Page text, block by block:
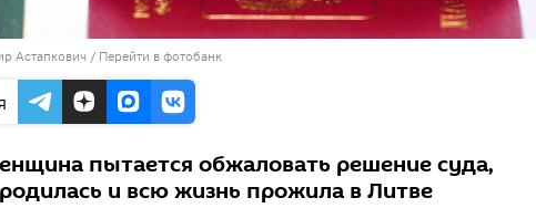
Астапкович / Перейти в фотобанк
пытается обжаловать решение суда,
и всю жизнь прожила в Литве